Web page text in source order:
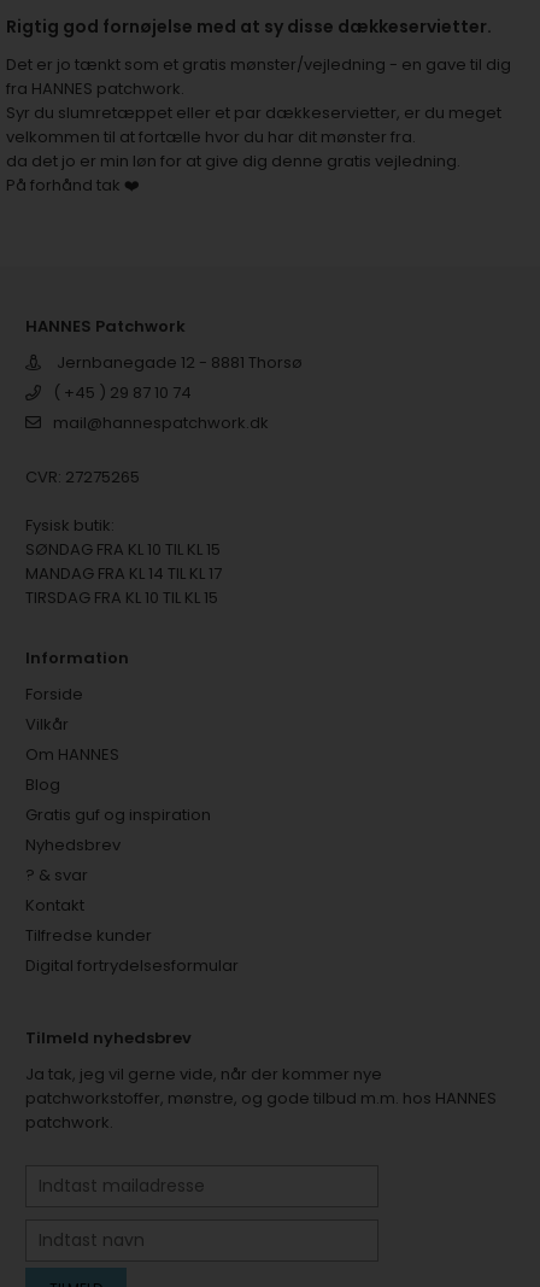
Rigtig god fornøjelse med at sy disse dækkeservietter.
Det er jo tænkt som et gratis mønster/vejledning - en gave til dig
fra HANNES patchwork.
Syr du slumretæppet eller et par dækkeservietter, er du meget
velkommen til at fortælle hvor du har dit mønster fra.
da det jo er min løn for at give dig denne gratis vejledning.
På forhånd tak ❤️
HANNES Patchwork
Jernbanegade 12 - 8881 Thorsø
( +45 ) 29 87 10 74
mail@hannespatchwork.dk
CVR: 27275265
Fysisk butik:
SØNDAG FRA KL 10 TIL KL 15
MANDAG FRA KL 14 TIL KL 17
TIRSDAG FRA KL 10 TIL KL 15
Information
Forside
Vilkår
Om HANNES
Blog
Gratis guf og inspiration
Nyhedsbrev
? & svar
Kontakt
Tilfredse kunder
Digital fortrydelsesformular
Tilmeld nyhedsbrev
Ja tak, jeg vil gerne vide, når der kommer nye
patchworkstoffer, mønstre, og gode tilbud m.m. hos HANNES
patchwork.